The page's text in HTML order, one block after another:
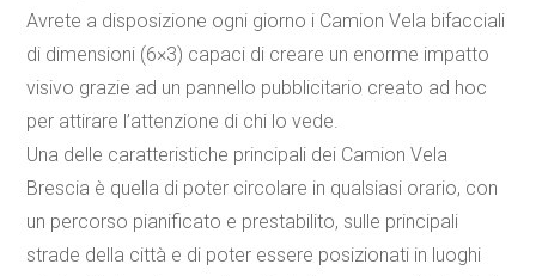
Avrete a disposizione ogni giorno i Camion Vela bifacciali
di dimensioni (6×3) capaci di creare un enorme impatto
visivo grazie ad un pannello pubblicitario creato ad hoc
per attirare l’attenzione di chi lo vede.
Una delle caratteristiche principali dei Camion Vela
Brescia è quella di poter circolare in qualsiasi orario, con
un percorso pianificato e prestabilito, sulle principali
strade della città e di poter essere posizionati in luoghi